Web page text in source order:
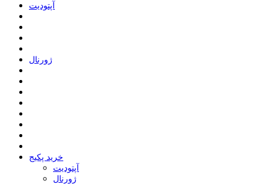
ﺁﭘﺘﻮﺩﯾﺖ
ﮊﻭﺭﻧﺎﻝ
خرید پکیج
ﺁﭘﺘﻮﺩﯾﺖ
ﮊﻭﺭﻧﺎﻝ